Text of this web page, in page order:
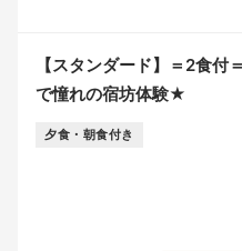
【スタンダード】＝2食
で憧れの宿坊体験★
夕食・朝食付き